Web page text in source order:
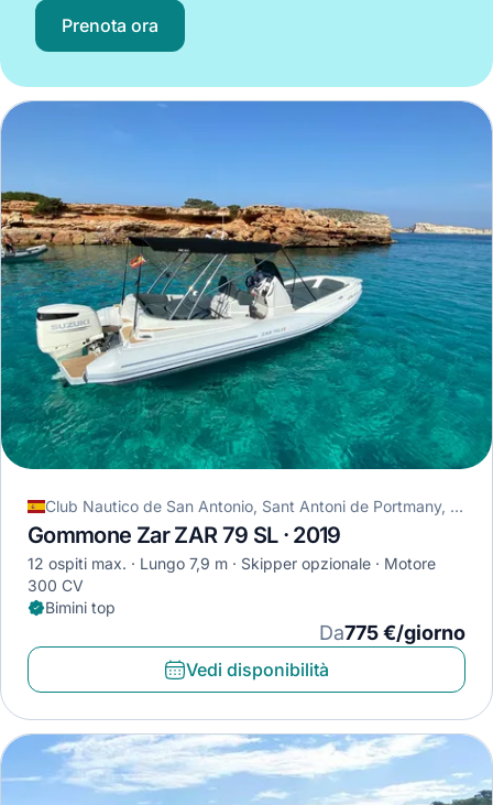
Prenota ora
Club Nautico de San Antonio, Sant Antoni de Portmany, Spagna
Gommone Zar ZAR 79 SL · 2019
12 ospiti max. Lungo 7,9 m Skipper opzionale
Motore
300 CV
Bimini top
Da775 €/giorno
Vedi disponibilità